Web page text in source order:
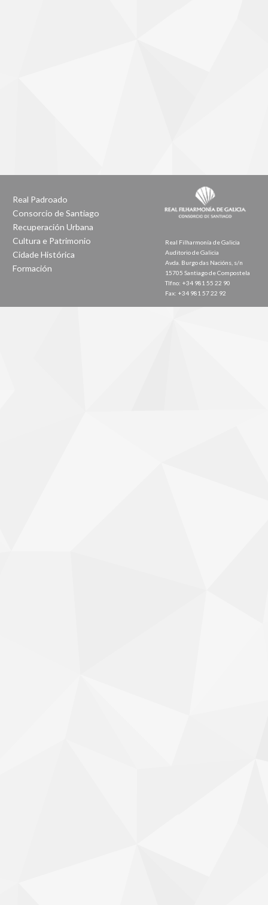
Real Padroado
Consorcio de Santiago
Recuperación Urbana
Cultura e Patrimonio
Cidade Histórica
Formación
Real Filharmonía de Galicia
Auditorio de Galicia
Avda. Burgo das Nacións, s/n
15705 Santiago de Compostela
Tlfno: +34 981 55 22 90
Fax: +34 981 57 22 92